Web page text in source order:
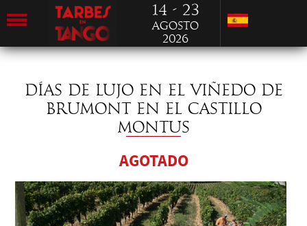
14 - 23
Agosto
2026
DÍAS DE LUJO EN EL VIÑEDO DE
BRUMONT EN EL CASTILLO
MONTUS
AGOTADO